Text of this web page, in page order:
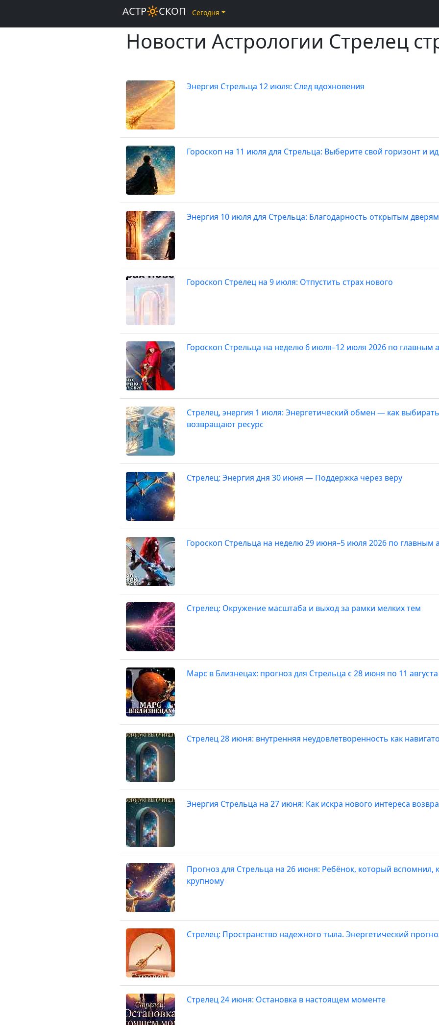
Новости Астрологии Стрелец
Энергия Стрельца 12 июля: След вдохновения
Гороскоп на 11 июля для Стрельца: Выберите свой горизонт и
Энергия 10 июля для Стрельца: Благодарность открытым
Гороскоп Стрелец на 9 июля: Отпустить страх нового
Гороскоп Стрельца на неделю 6 июля–12 июля 2026 по главным
Стрелец, энергия 1 июля: Энергетический обмен — как
возвращают ресурс
Стрелец: Энергия дня 30 июня — Поддержка через веру
Гороскоп Стрельца на неделю 29 июня–5 июля 2026 по главным
Стрелец: Окружение масштаба и выход за рамки мелких тем
Марс в Близнецах: прогноз для Стрельца с 28 июня по 11
Стрелец 28 июня: внутренняя неудовлетворенность как
Энергия Стрельца на 27 июня: Как искра нового интереса
Прогноз для Стрельца на 26 июня: Ребёнок, который вспомнил,
крупному
Стрелец: Пространство надежного тыла. Энергетический
Стрелец 24 июня: Остановка в настоящем моменте
АСТР🔆СКОП Сегодня